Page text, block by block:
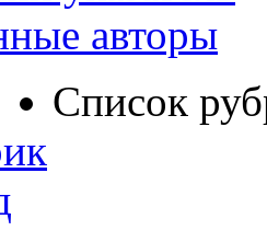
авторы
Список